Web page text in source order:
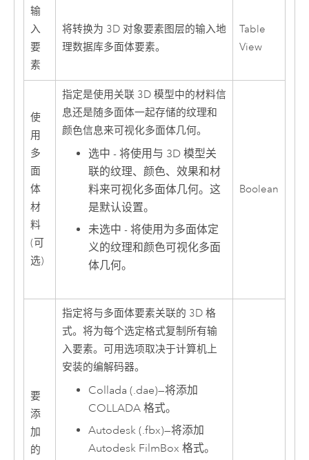
输
入
要
素
将转换为 3D 对象要素图层的输入地
理数据库多面体要素。
Table
View
使
用
多
面
体
材
料
(可
选)
指定是使用关联 3D 模型中的材料信
息还是随多面体一起存储的纹理和
颜色信息来可视化多面体几何。
选中 - 将使用与 3D 模型关
联的纹理、颜色、效果和材
料来可视化多面体几何。这
是默认设置。
未选中 - 将使用为多面体定
义的纹理和颜色可视化多面
体几何。
Boolean
要
添
加
的
指定将与多面体要素关联的 3D 格
式。将为每个选定格式复制所有输
入要素。可用选项取决于计算机上
安装的编解码器。
Collada (.dae)—将添加
COLLADA 格式。
Autodesk (.fbx)—将添加
Autodesk FilmBox 格式。